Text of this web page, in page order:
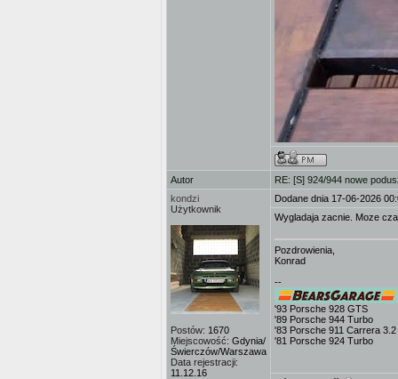
Autor
RE: [S] 924/944 nowe
kondzi
Użytkownik
Postów: 1670
Miejscowość: Gdynia/
Świerczów/Warszawa
Data rejestracji:
11.12.16
Dodane dnia 17-06-2026
Wygladaja zacnie. Moze
Pozdrowienia,
Konrad
--
'93 Porsche 928 GTS
'89 Porsche 944 Turbo
'83 Porsche 911 Carrera 3.2
'81 Porsche 924 Turbo